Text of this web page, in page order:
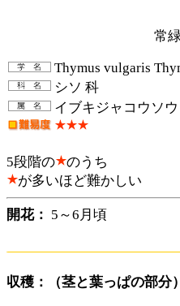
常
Thymus vulgaris
シソ 科
イブキジャコウソウ
5段階の
のうち
が多いほど難かしい
開花： 5～6月頃
収穫：（茎と葉っぱの部分